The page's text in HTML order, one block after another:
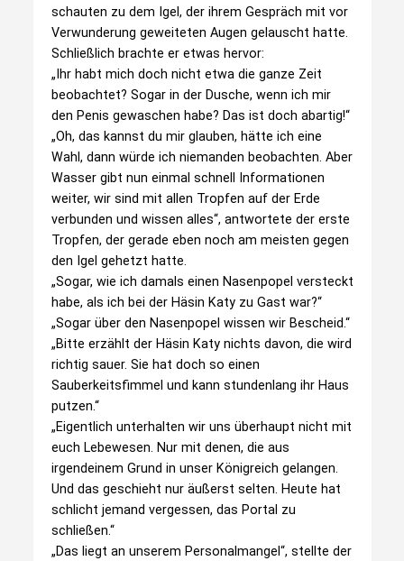
schauten zu dem Igel, der ihrem Gespräch mit vor
Verwunderung geweiteten Augen gelauscht hatte.
Schließlich brachte er etwas hervor:
„Ihr habt mich doch nicht etwa die ganze Zeit
beobachtet? Sogar in der Dusche, wenn ich mir
den Penis gewaschen habe? Das ist doch abartig!“
„Oh, das kannst du mir glauben, hätte ich eine
Wahl, dann würde ich niemanden beobachten. Aber
Wasser gibt nun einmal schnell Informationen
weiter, wir sind mit allen Tropfen auf der Erde
verbunden und wissen alles“, antwortete der erste
Tropfen, der gerade eben noch am meisten gegen
den Igel gehetzt hatte.
„Sogar, wie ich damals einen Nasenpopel versteckt
habe, als ich bei der Häsin Katy zu Gast war?“
„Sogar über den Nasenpopel wissen wir Bescheid.“
„Bitte erzählt der Häsin Katy nichts davon, die wird
richtig sauer. Sie hat doch so einen
Sauberkeitsfimmel und kann stundenlang ihr Haus
putzen.“
„Eigentlich unterhalten wir uns überhaupt nicht mit
euch Lebewesen. Nur mit denen, die aus
irgendeinem Grund in unser Königreich gelangen.
Und das geschieht nur äußerst selten. Heute hat
schlicht jemand vergessen, das Portal zu
schließen.“
„Das liegt an unserem Personalmangel“, stellte der